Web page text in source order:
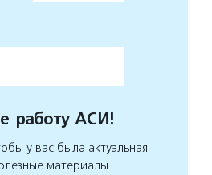
работу АСИ!
у вас была актуальная
материалы